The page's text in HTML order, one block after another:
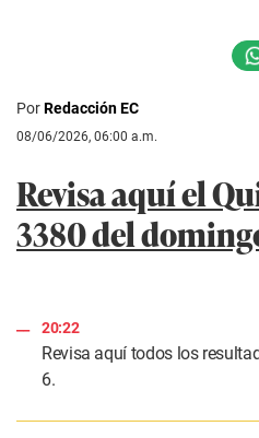
PorRedacción EC
08/06/2026, 06:00 a.m.
Revisa aquí el
3380 del
20:22
Revisa aquí todos los
6.